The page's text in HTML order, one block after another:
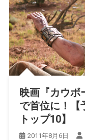
映画『カウボ
で首位に！【
トップ10】
2011年8月6日